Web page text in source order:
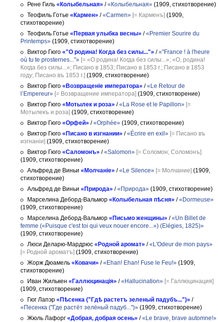
Рене Гиль «Колыбельная» /«Колыбельная» (1909, стихотворение)
Теофиль Готье «Кармен» /«Carmen» [= Карменъ] (1909,
стихотворение)
Теофиль Готье «Первая улыбка весны» /«Premier Sourire du
Printemps» (1909, стихотворение)
Виктор Гюго «"О родина! Когда без силы..."» /«"France ! à l'heure
où tu te prosternes..."» [= «О родина! Когда без силы...»; «О, родина!
Когда без силы...»; Писано в 1853; Писано в 1853 г.; Писано в 1853
году; Писано въ 1853 г.] (1909, стихотворение)
Виктор Гюго «Возвращеніе императора» /«Le Retour de
l’Empereur» [= Возвращение императора] (1909, стихотворение)
Виктор Гюго «Мотылек и роза» /«La Rose et le Papillon» [=
Мотылекъ и роза] (1909, стихотворение)
Виктор Гюго «Орфей» /«Orphée» (1909, стихотворение)
Виктор Гюго «Писано в изгнании» /«Écrire en exil» [= Писано въ
изгнаніи] (1909, стихотворение)
Виктор Гюго «Саломонъ» /«Salomon» [= Соломон; Соломонъ]
(1909, стихотворение)
Альфред де Виньи «Молчаніе» /«Le Silence» [= Молчание] (1909,
стихотворение)
Альфред де Виньи «Природа» /«Природа» (1909, стихотворение)
Марселина Деборд-Вальмор «Колыбельная пѣсня» /«Dormeuse»
(1909, стихотворение)
Марселина Деборд-Вальмор «Письмо женщины» /«Un Billet de
femme («Puisque c'est toi qui veux nouer encore...») (Elégies, 1825)»
(1909, стихотворение)
Люси Деларю-Мардрюс «Родной аромат» /«L'Odeur de mon pays»
[= Родной ароматъ] (1909, стихотворение)
Жорж Дюамель «Ковачи» /«Ehan! Ehan! Fuse le Feu!» (1909,
стихотворение)
Иван Жилькен «Галлюцинація» /«Hallucination» [= Галлюцинация]
(1909, стихотворение)
Гюг Лапэр «Пѣсенка ("Гдѣ растетъ зеленый падубъ...")» /
«Песенка ("Где растёт зелёный падуб...")» (1909, стихотворение)
Жюль Лафорг «Добрая, добрая осень» /«Le brave, brave automne!»